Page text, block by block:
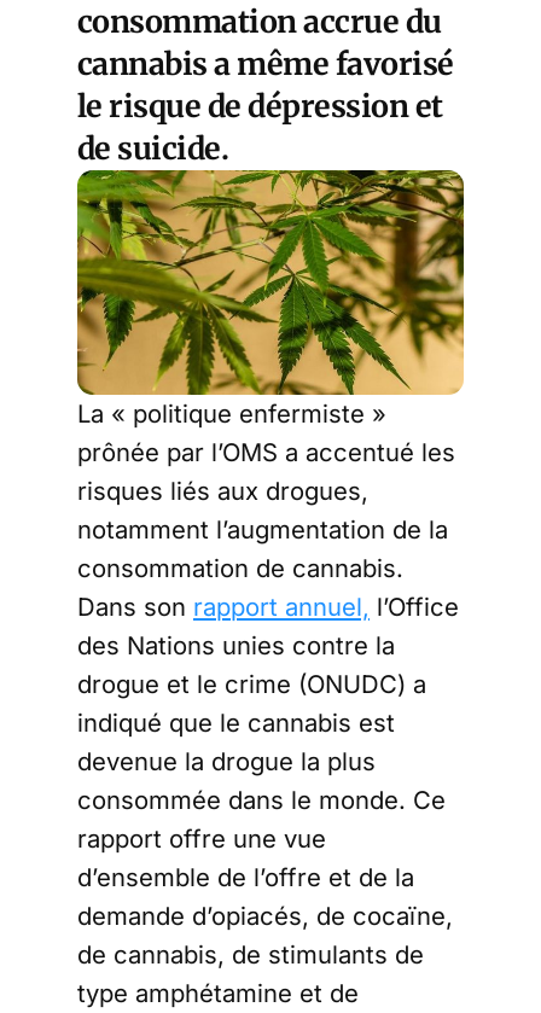
consommation accrue du
cannabis a même favorisé
le risque de dépression et
de suicide.
La « politique enfermiste »
prônée par l’OMS a accentué les
risques liés aux drogues,
notamment l’augmentation de la
consommation de cannabis.
Dans son rapport annuel, l’Office
des Nations unies contre la
drogue et le crime (ONUDC) a
indiqué que le cannabis est
devenue la drogue la plus
consommée dans le monde. Ce
rapport offre une vue
d’ensemble de l’offre et de la
demande d’opiacés, de cocaïne,
de cannabis, de stimulants de
type amphétamine et de